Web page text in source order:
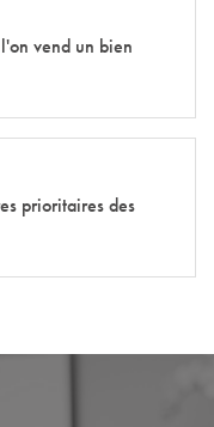
vend un bien
prioritaires des